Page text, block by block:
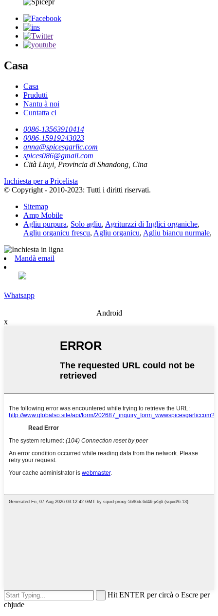
Casa
Casa
Prudutti
Nantu à noi
Cuntatta ci
0086-13563910414
0086-15919243023
anna@spicesgarlic.com
spices086@gmail.com
Cità ​​Linyi, Provincia di Shandong, Cina
Inchiesta per a Pricelista
© Copyright - 2010-2023: Tutti i diritti riservati.
Sitemap
Amp Mobile
Agliu purpura, Solo agliu, Agriturzzi di Inglici organiche,
Agliu organicu frescu, Agliu organicu, Agliu biancu nurmale,
Mandà email
Whatsapp
Android
x
Hit ENTER per circà o Escre per
chjude